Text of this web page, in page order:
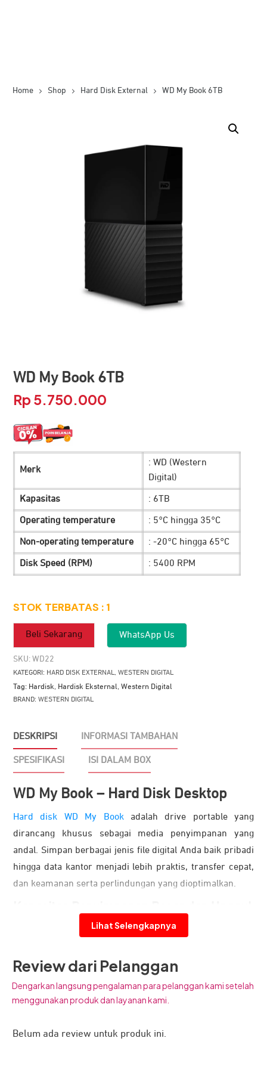
Home Shop Hard Disk External WD My Book 6TB
WD My Book 6TB
Rp 5.750.000
Merk
: WD (Western
Digital)
Kapasitas : 6TB
Operating temperature : 5°C hingga 35°C
Non-operating temperature : -20°C hingga 65°C
Disk Speed (RPM) : 5400 RPM
STOK TERBATAS : 1
Beli Sekarang WhatsApp Us
SKU: WD22
KATEGORI: HARD DISK EXTERNAL, WESTERN DIGITAL
Tag: Hardisk Hardisk Eksternal Western Digital
BRAND: WESTERN DIGITAL
DESKRIPSI INFORMASI TAMBAHAN
SPESIFIKASI ISI DALAM BOX
WD My Book – Hard Disk Desktop
Hard disk WD My Bookadalah drive portable yang
dirancang khusus sebagai media penyimpanan yang
andal. Simpan berbagai jenis file digital Anda baik pribadi
hingga data kantor menjadi lebih praktis, transfer cepat,
dan keamanan serta perlindungan yang dioptimalkan.
Lihat Selengkapnya
Review dari Pelanggan
Dengarkan langsung pengalaman para pelanggan kami setelah
menggunakan produk dan layanan kami.
Belum ada review untuk produk ini.